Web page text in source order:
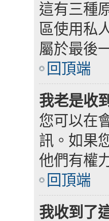
這有三種
區使用私
屬於最後
回頂端
我老是收
您可以在
訊。如果
他們有權
回頂端
我收到了